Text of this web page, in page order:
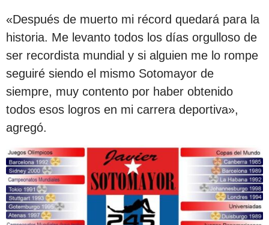
«Después de muerto mi récord quedará para la
historia. Me levanto todos los días orgulloso de
ser recordista mundial y si alguien me lo rompe
seguiré siendo el mismo Sotomayor de
siempre, muy contento por haber obtenido
todos esos logros en mi carrera deportiva»,
agregó.